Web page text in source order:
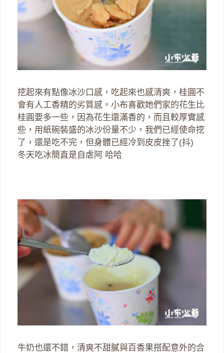
挖起來有點像冰沙口感，吃起來也感清爽，桂圓不
會有人工香精的劣質感。小布喜歡她們家的花生比
桂圓要多一些，因為花生還滿香的，而且較厚實感
些，用紙碗裝盛的冰沙份量不少，我們已經使命挖
了，還是吃不完，但身體已經冷到皮皮挫了(抖)
冬天吃冰簡直是自虐阿 哈哈
牛奶也還不錯，清爽不甜膩與百香果搭配意外的合